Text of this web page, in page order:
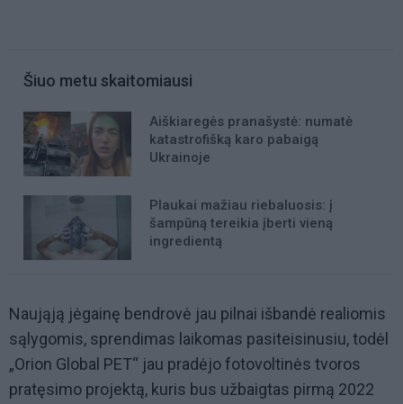
Šiuo metu skaitomiausi
Aiškiaregės pranašystė: numatė
katastrofišką karo pabaigą
Ukrainoje
Plaukai mažiau riebaluosis: į
šampūną tereikia įberti vieną
ingredientą
Naująją jėgainę bendrovė jau pilnai išbandė realiomis
sąlygomis, sprendimas laikomas pasiteisinusiu, todėl
„Orion Global PET“ jau pradėjo fotovoltinės tvoros
pratęsimo projektą, kuris bus užbaigtas pirmą 2022